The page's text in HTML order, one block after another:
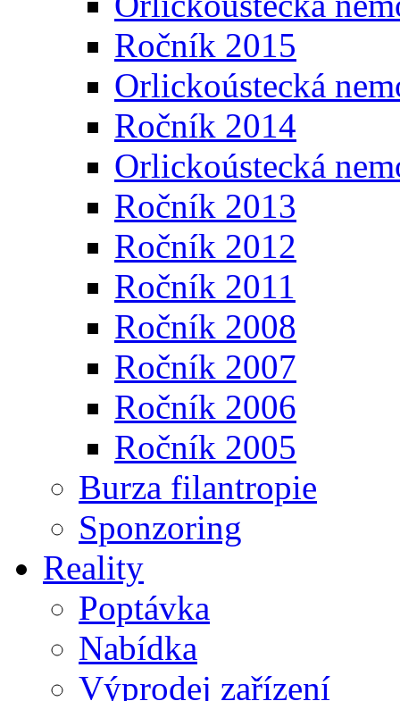
Ročník 2015
Orlickoústecká
Ročník 2014
Orlickoústecká
Ročník 2013
Ročník 2012
Ročník 2011
Ročník 2008
Ročník 2007
Ročník 2006
Ročník 2005
Burza filantropie
Sponzoring
Reality
Poptávka
Nabídka
Výprodej zařízení